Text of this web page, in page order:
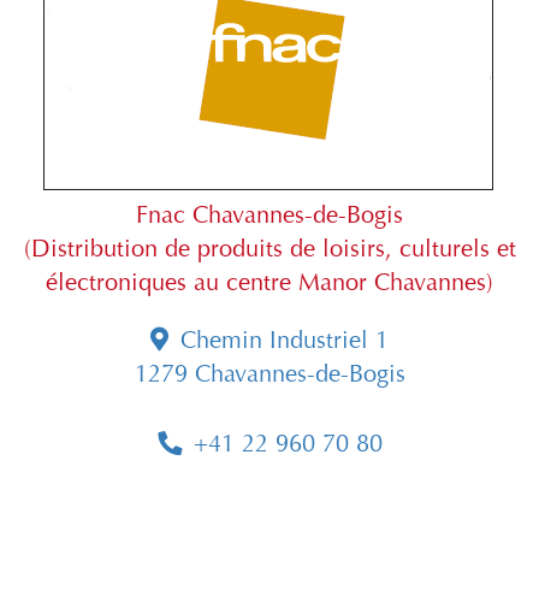
Fnac Chavannes-de-Bogis
(Distribution de produits de loisirs, culturels et
électroniques au centre Manor Chavannes)
Chemin Industriel 1
1279 Chavannes-de-Bogis
+41 22 960 70 80